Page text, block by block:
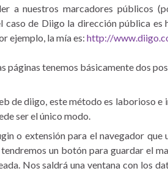
a nuestros marcadores públicos
caso de Diigo la dirección pública
ejemplo, la mía es: http://
páginas tenemos básicamente dos
de diigo, este método es laborioso e
ser el único modo.
o extensión para el navegador
un botón para guardar el
Nos saldrá una ventana con los